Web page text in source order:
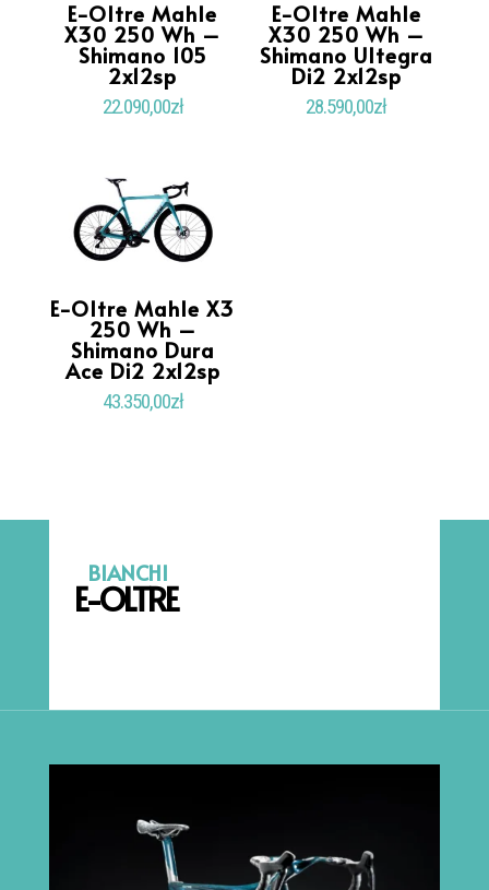
E-Oltre Mahle
X30 250 Wh –
Shimano 105
2x12sp
22.090,00zł
E-Oltre Mahle
X30 250 Wh –
Shimano Ultegra
Di2 2x12sp
28.590,00zł
E-Oltre Mahle X3
250 Wh –
Shimano Dura
Ace Di2 2x12sp
43.350,00zł
BIANCHI
E-OLTRE